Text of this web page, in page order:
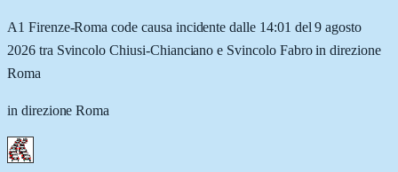
A1 Firenze-Roma code causa incidente dalle 14:01 del 9 agosto
2026 tra Svincolo Chiusi-Chianciano e Svincolo Fabro in direzione
Roma
in direzione Roma